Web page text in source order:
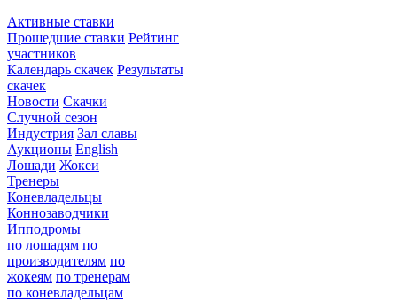
Активные ставки
Прошедшие ставки Рейтинг
участников
Календарь скачек Результаты
скачек
Новости Скачки
Случной сезон
Индустрия Зал славы
Аукционы English
Лошади Жокеи
Тренеры
Коневладельцы
Коннозаводчики
Ипподромы
по лошадям по
производителям по
жокеям по тренерам
по коневладельцам